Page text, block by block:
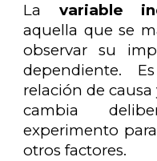
La variable
aquella que se
observar su
dependiente.
relación de causa
cambia
experimento
otros factores.